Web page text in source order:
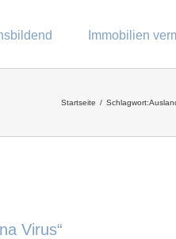
Immobilien
Startseite Schlagwort:
Virus“